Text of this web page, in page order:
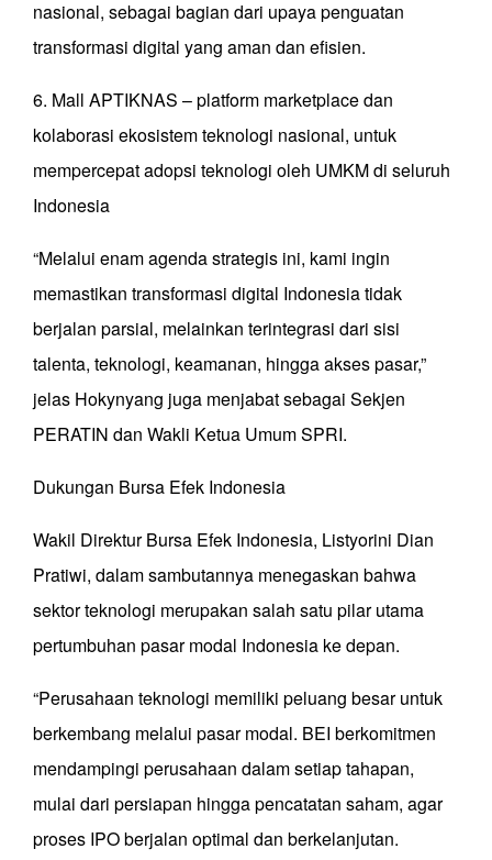
nasional, sebagai bagian dari upaya penguatan
transformasi digital yang aman dan efisien.
6. Mall APTIKNAS – platform marketplace dan
kolaborasi ekosistem teknologi nasional, untuk
mempercepat adopsi teknologi oleh UMKM di seluruh
Indonesia
“Melalui enam agenda strategis ini, kami ingin
memastikan transformasi digital Indonesia tidak
berjalan parsial, melainkan terintegrasi dari sisi
talenta, teknologi, keamanan, hingga akses pasar,”
jelas Hokynyang juga menjabat sebagai Sekjen
PERATIN dan Wakli Ketua Umum SPRI.
Dukungan Bursa Efek Indonesia
Wakil Direktur Bursa Efek Indonesia, Listyorini Dian
Pratiwi, dalam sambutannya menegaskan bahwa
sektor teknologi merupakan salah satu pilar utama
pertumbuhan pasar modal Indonesia ke depan.
“Perusahaan teknologi memiliki peluang besar untuk
berkembang melalui pasar modal. BEI berkomitmen
mendampingi perusahaan dalam setiap tahapan,
mulai dari persiapan hingga pencatatan saham, agar
proses IPO berjalan optimal dan berkelanjutan.